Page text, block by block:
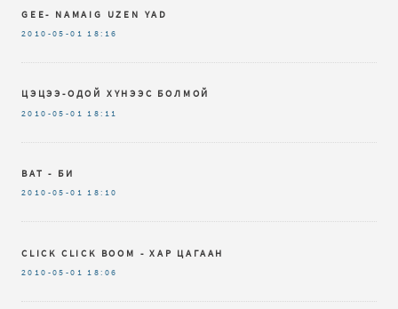
GEE- NAMAIG UZEN YAD
2010-05-01 18:16
ЦЭЦЭЭ-ОДОЙ ХҮНЭЭС БОЛМОЙ
2010-05-01 18:11
BAT - БИ
2010-05-01 18:10
CLICK CLICK BOOM - ХАР ЦАГААН
2010-05-01 18:06